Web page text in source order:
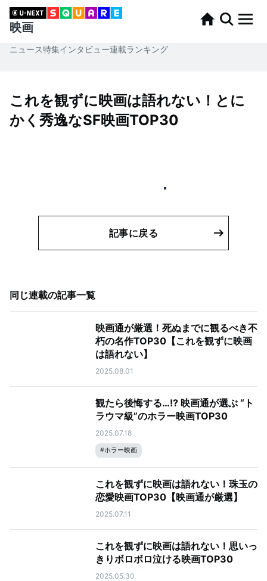
映画
ニュース特集インタビュー連載ランキング
これを観ずに映画は語れない！とに
かく秀逸なSF映画TOP30
記事に戻る
同じ連載の記事一覧
映画通が厳選！死ぬまでに観るべき不
朽の名作TOP30【これを観ずに映画
は語れない】
2025.08.01
観たら後悔する…!? 映画通が選ぶ “ト
ラウマ級”のホラー映画TOP30
2025.07.18
#ホラー映画
これを観ずに映画は語れない！珠玉の
恋愛映画TOP30【映画通が厳選】
2025.07.11
これを観ずに映画は語れない！思いっ
きりボロボロ泣ける映画TOP30
2025.05.30